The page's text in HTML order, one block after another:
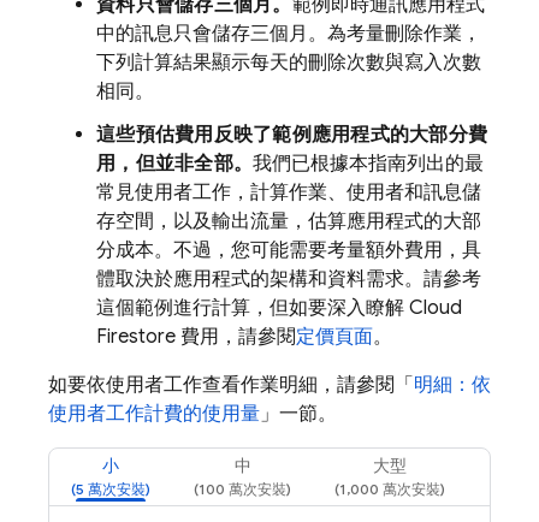
資料只會儲存三個月。 範例即時通訊應用程式
中的訊息只會儲存三個月。為考量刪除作業，
下列計算結果顯示每天的刪除次數與寫入次數
相同。
這些預估費用反映了範例應用程式的大部分費
用，但並非全部。 我們已根據本指南列出的最
常見使用者工作，計算作業、使用者和訊息儲
存空間，以及輸出流量，估算應用程式的大部
分成本。不過，您可能需要考量額外費用，具
體取決於應用程式的架構和資料需求。請參考
這個範例進行計算，但如要深入瞭解 Cloud
Firestore 費用，請參閱定價頁面。
如要依使用者工作查看作業明細，請參閱「 明細：依
使用者工作計費的使用量」一節。
小 中 大型